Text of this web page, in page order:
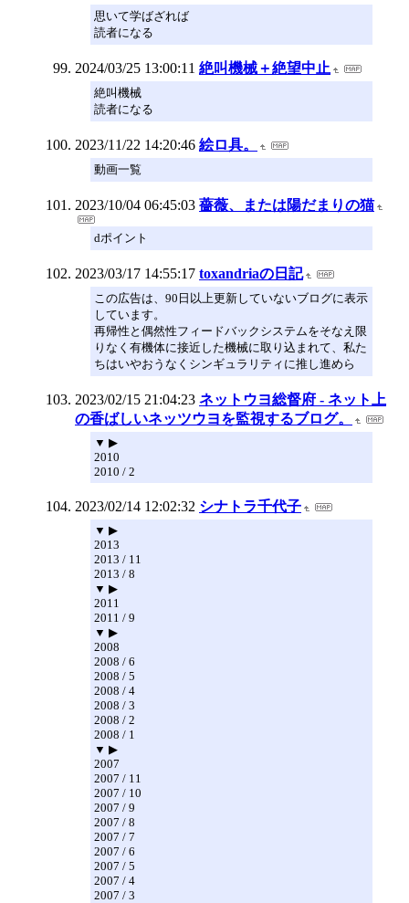
思いて学ばざれば
読者になる
2024/03/25 13:00:11 絶叫機械＋絶望中止
絶叫機械
読者になる
2023/11/22 14:20:46 絵ロ具。
動画一覧
2023/10/04 06:45:03 薔薇、または陽だまりの猫
dポイント
2023/03/17 14:55:17 toxandriaの日記
この広告は、90日以上更新していないブログに表示
しています。
再帰性と偶然性フィードバックシステムをそなえ限
りなく有機体に接近した機械に取り込まれて、私た
ちはいやおうなくシンギュラリティに推し進めら
2023/02/15 21:04:23 ネットウヨ総督府 - ネット上
の香ばしいネッツウヨを監視するブログ。
▼ ▶
2010
2010 / 2
2023/02/14 12:02:32 シナトラ千代子
▼ ▶
2013
2013 / 11
2013 / 8
▼ ▶
2011
2011 / 9
▼ ▶
2008
2008 / 6
2008 / 5
2008 / 4
2008 / 3
2008 / 2
2008 / 1
▼ ▶
2007
2007 / 11
2007 / 10
2007 / 9
2007 / 8
2007 / 7
2007 / 6
2007 / 5
2007 / 4
2007 / 3